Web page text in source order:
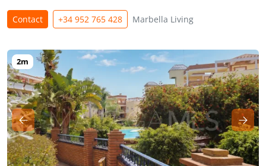
Contact +34 952 765 428 Marbella Living